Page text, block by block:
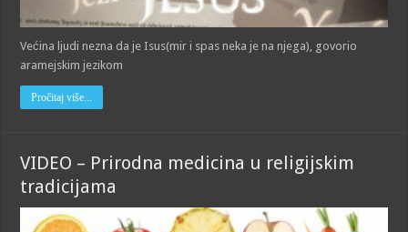
Većina ljudi nezna da je Isus(mir i spas neka je na njega), govorio
aramejskim jezikom
Pročitaj više...
VIDEO – Prirodna medicina u religijskim
tradicijama